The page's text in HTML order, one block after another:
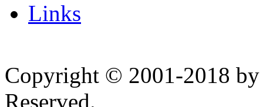
Links
Copyright © 2001-2018
Reserved.